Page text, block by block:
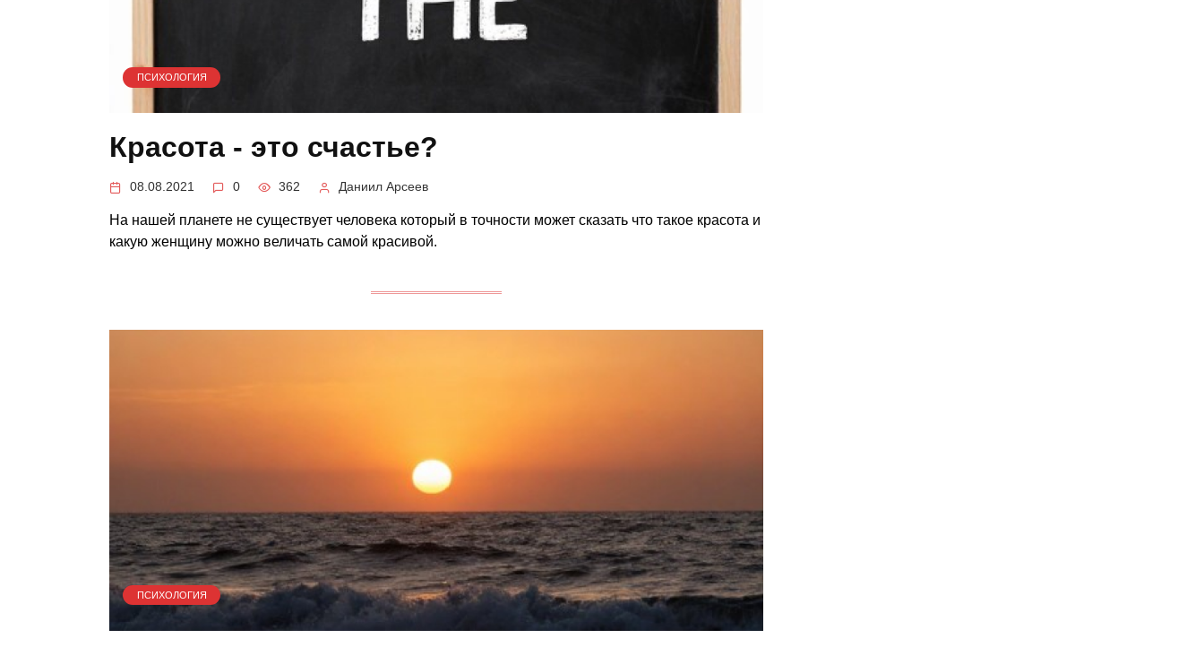
ПСИХОЛОГИЯ
Красота - это счастье?
08.08.2021 0 362 Даниил Арсеев
На нашей планете не существует человека который в точности может сказать что такое красота и
какую женщину можно величать самой красивой.
ПСИХОЛОГИЯ